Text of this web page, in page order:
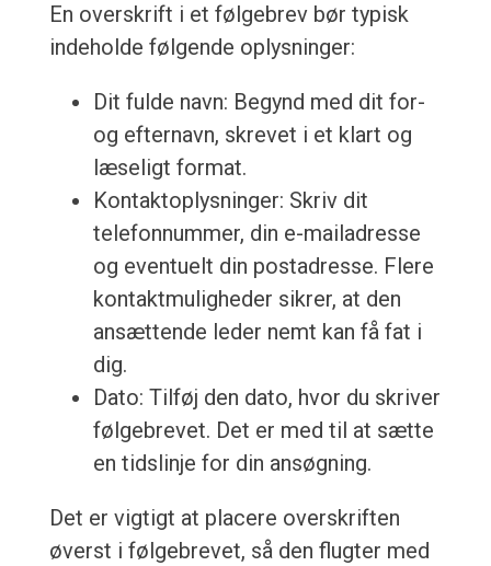
En overskrift i et følgebrev bør typisk
indeholde følgende oplysninger:
Dit fulde navn: Begynd med dit for-
og efternavn, skrevet i et klart og
læseligt format.
Kontaktoplysninger: Skriv dit
telefonnummer, din e-mailadresse
og eventuelt din postadresse. Flere
kontaktmuligheder sikrer, at den
ansættende leder nemt kan få fat i
dig.
Dato: Tilføj den dato, hvor du skriver
følgebrevet. Det er med til at sætte
en tidslinje for din ansøgning.
Det er vigtigt at placere overskriften
øverst i følgebrevet, så den flugter med